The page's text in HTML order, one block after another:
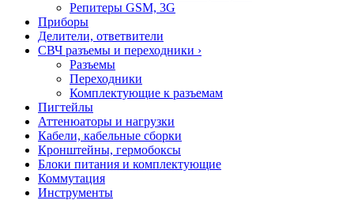
Репитеры GSM, 3G
Приборы
Делители, ответвители
СВЧ разъемы и переходники ›
Разъемы
Переходники
Комплектующие к разъемам
Пигтейлы
Аттенюаторы и нагрузки
Кабели, кабельные сборки
Кронштейны, гермобоксы
Блоки питания и комплектующие
Коммутация
Инструменты